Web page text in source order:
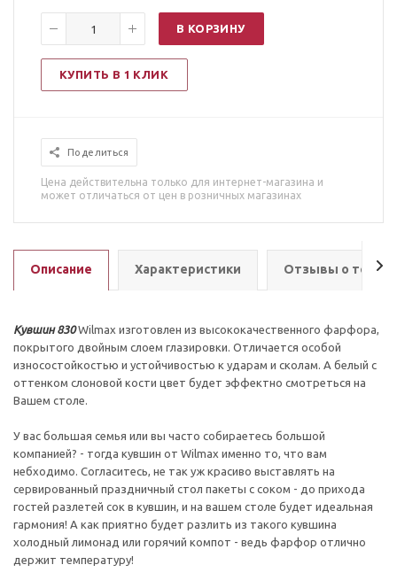
В КОРЗИНУ
КУПИТЬ В 1 КЛИК
Поделиться
Цена действительна только для интернет-магазина и
может отличаться от цен в розничных магазинах
Описание Характеристики Отзывы о
Кувшин 830Wilmax изготовлен из высококачественного фарфора,
покрытого двойным слоем глазировки. Отличается особой
износостойкостью и устойчивостью к ударам и сколам. А белый с
оттенком слоновой кости цвет будет эффектно смотреться на
Вашем столе.
У вас большая семья или вы часто собираетесь большой
компанией? - тогда кувшин от Wilmax именно то, что вам
небходимо. Согласитесь, не так уж красиво выставлять на
сервированный праздничный стол пакеты с соком - до прихода
гостей разлетей сок в кувшин, и на вашем столе будет идеальная
гармония! А как приятно будет разлить из такого кувшина
холодный лимонад или горячий компот - ведь фарфор отлично
держит температуру!